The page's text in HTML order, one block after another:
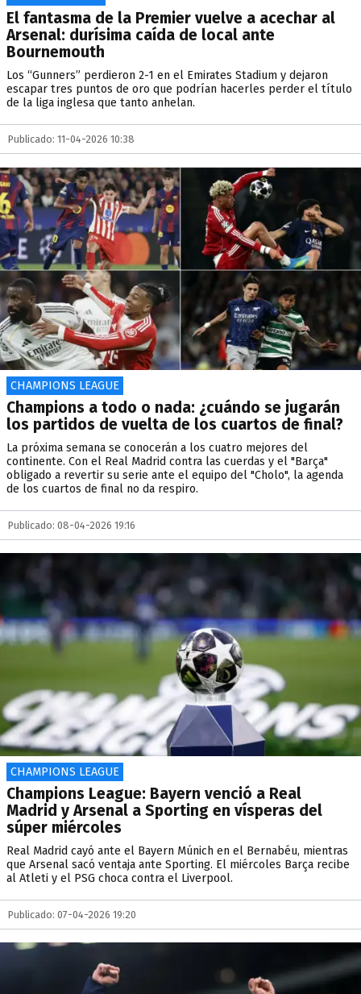
El fantasma de la Premier vuelve a acechar al
Arsenal: durísima caída de local ante
Bournemouth
Los “Gunners” perdieron 2-1 en el Emirates Stadium y dejaron
escapar tres puntos de oro que podrían hacerles perder el título
de la liga inglesa que tanto anhelan.
Publicado: 11-04-2026 10:38
CHAMPIONS LEAGUE
Champions a todo o nada: ¿cuándo se jugarán
los partidos de vuelta de los cuartos de final?
La próxima semana se conocerán a los cuatro mejores del
continente. Con el Real Madrid contra las cuerdas y el "Barça"
obligado a revertir su serie ante el equipo del "Cholo", la agenda
de los cuartos de final no da respiro.
Publicado: 08-04-2026 19:16
CHAMPIONS LEAGUE
Champions League: Bayern venció a Real
Madrid y Arsenal a Sporting en vísperas del
súper miércoles
Real Madrid cayó ante el Bayern Múnich en el Bernabéu, mientras
que Arsenal sacó ventaja ante Sporting. El miércoles Barça recibe
al Atleti y el PSG choca contra el Liverpool.
Publicado: 07-04-2026 19:20